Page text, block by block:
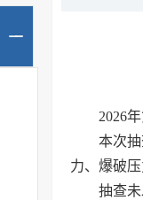
2026
本次
力、爆破
抽查